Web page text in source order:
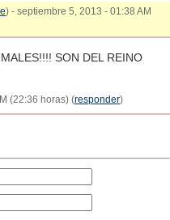
) - septiembre 5, 2013 - 01:38 AM
SON DEL REINO
(22:36 horas) (responder)